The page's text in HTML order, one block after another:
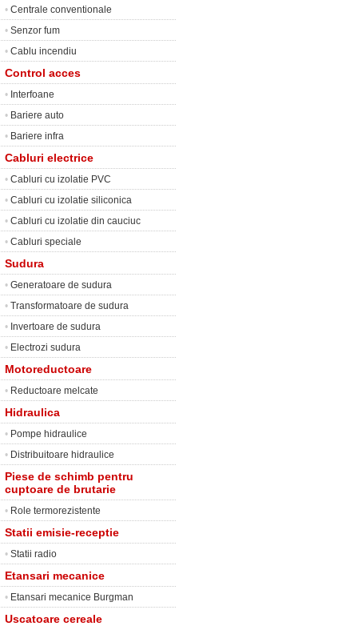
• Centrale conventionale
• Senzor fum
• Cablu incendiu
Control acces
• Interfoane
• Bariere auto
• Bariere infra
Cabluri electrice
• Cabluri cu izolatie PVC
• Cabluri cu izolatie siliconica
• Cabluri cu izolatie din cauciuc
• Cabluri speciale
Sudura
• Generatoare de sudura
• Transformatoare de sudura
• Invertoare de sudura
• Electrozi sudura
Motoreductoare
• Reductoare melcate
Hidraulica
• Pompe hidraulice
• Distribuitoare hidraulice
Piese de schimb pentru
cuptoare de brutarie
• Role termorezistente
Statii emisie-receptie
• Statii radio
Etansari mecanice
• Etansari mecanice Burgman
Uscatoare cereale